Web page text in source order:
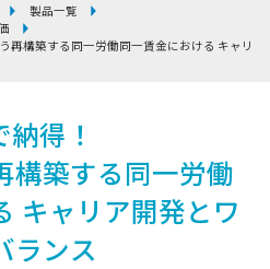
製品一覧
再構築する同一労働同一賃金における キャリ
得！
構築する同一労働
キャリア開発とワ
ランス